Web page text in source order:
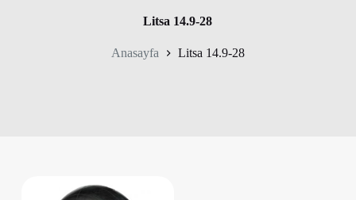
Litsa 14.9-28
Anasayfa Litsa 14.9-28